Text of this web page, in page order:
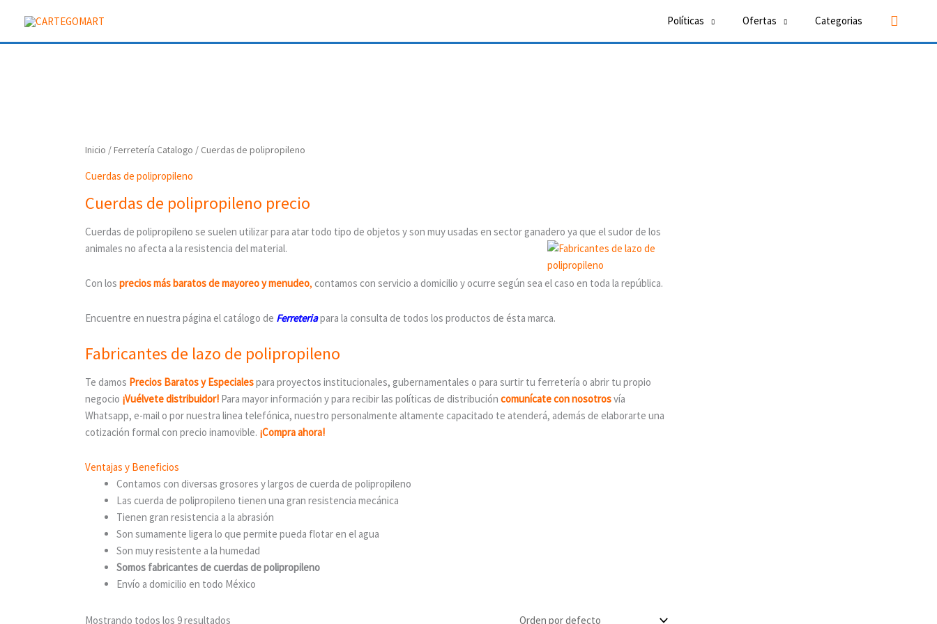
contenido
Políticas Ofertas Categorias Buscar
Inicio /Ferretería Catalogo / Cuerdas de polipropileno
Cuerdas de polipropileno
Cuerdas de polipropileno precio
Cuerdas de polipropileno se suelen utilizar para atar todo tipo de objetos y son muy usadas en sector ganadero ya que el sudor de los
animales no afecta a la resistencia del material.
Con los precios más baratos de mayoreo y menudeo, contamos con servicio a domicilio y ocurre según sea el caso en toda la república.
Encuentre en nuestra página el catálogo de Ferreteriapara la consulta de todos los productos de ésta marca.
Fabricantes de lazo de polipropileno
Te damos Precios Baratos y Especialespara proyectos institucionales, gubernamentales o para surtir tu ferretería o abrir tu propio
negocio ¡Vuélvete distribuidor! Para mayor información y para recibir las políticas de distribucióncomunícate con nosotrosvía
Whatsapp, e-mail o por nuestra linea telefónica, nuestro personalmente altamente capacitado te atenderá, además de elaborarte una
cotización formal con precio inamovible. ¡Compra ahora!
Ventajas y Beneficios
Contamos con diversas grosores y largos de cuerda de polipropileno
Las cuerda de polipropileno tienen una gran resistencia mecánica
Tienen gran resistencia a la abrasión
Son sumamente ligera lo que permite pueda flotar en el agua
Son muy resistente a la humedad
Somos fabricantes de cuerdas de polipropileno
Envío a domicilio en todo México
Mostrando todos los 9 resultados